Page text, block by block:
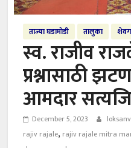
ताज्या घडामोडी तालुका
स्व. राजीव
प्रश्नासाठी
आमदार
December 5, 2023
rajiv rajale, rajiv rajale mitra